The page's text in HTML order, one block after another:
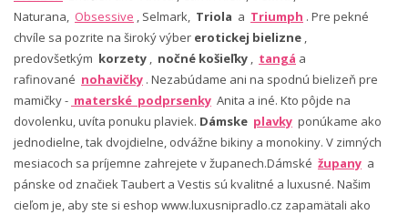
Naturana, Obsessive , Selmark, Triola a Triumph . Pre pekné
chvíle sa pozrite na široký výber erotickej bielizne ,
predovšetkým korzety , nočné košieľky , tangá a
rafinované nohavičky . Nezabúdame ani na spodnú bielizeň pre
mamičky - materské podprsenky Anita a iné. Kto pôjde na
dovolenku, uvíta ponuku plaviek. Dámske plavky ponúkame ako
jednodielne, tak dvojdielne, odvážne bikiny a monokiny. V zimných
mesiacoch sa príjemne zahrejete v županech.Dámské župany a
pánske od značiek Taubert a Vestis sú kvalitné a luxusné. Našim
cieľom je, aby ste si eshop www.luxusnipradlo.cz zapamätali ako